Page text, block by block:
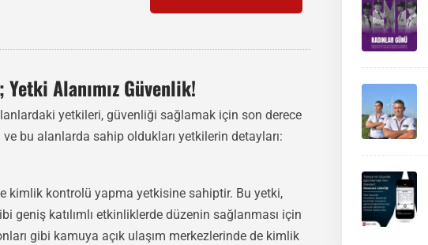
Alanımız Güvenlik!
yetkileri, güvenliği sağlamak için son derece
bu alanlarda sahip oldukları yetkilerin detayları:
kimlik kontrolü yapma yetkisine sahiptir. Bu yetki,
geniş katılımlı etkinliklerde düzenin sağlanması için
gibi kamuya açık ulaşım merkezlerinde de kimlik